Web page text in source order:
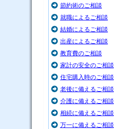
節約術のご相談
就職によるご相談
結婚によるご相談
出産によるご相談
教育費のご相談
家計の安全のご相談
住宅購入時のご相談
老後に備えるご相談
介護に備えるご相談
相続に備えるご相談
万一に備えるご相談